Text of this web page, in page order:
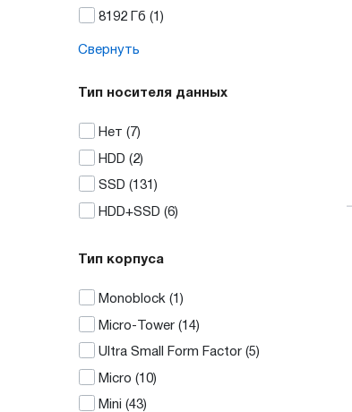
8192 Гб (1)
Свернуть
Тип носителя данных
Нет (7)
HDD (2)
SSD (131)
HDD+SSD (6)
Тип корпуса
Monoblock (1)
Micro-Tower (14)
Ultra Small Form Factor (5)
Micro (10)
Mini (43)